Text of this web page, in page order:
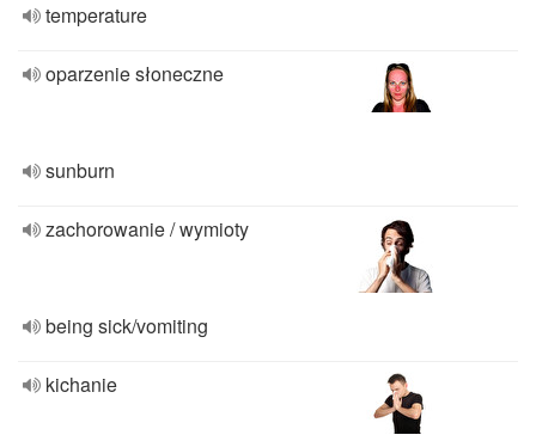
temperature
oparzenie słoneczne
sunburn
zachorowanie / wymioty
being sick/vomiting
kichanie